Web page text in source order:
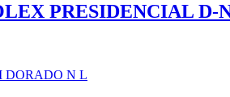
PRESIDENCIAL D-